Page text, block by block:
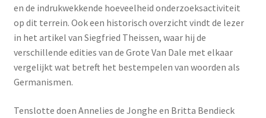
en de indrukwekkende hoeveelheid onderzoeksactiviteit
op dit terrein. Ook een historisch overzicht vindt de lezer
in het artikel van Siegfried Theissen, waar hij de
verschillende edities van de Grote Van Dale met elkaar
vergelijkt wat betreft het bestempelen van woorden als
Germanismen.
Tenslotte doen Annelies de Jonghe en Britta Bendieck